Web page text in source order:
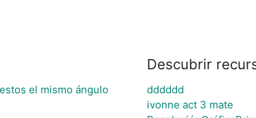
el mismo ángulo
Descubrir
dddddd
ivonne act 3 mate